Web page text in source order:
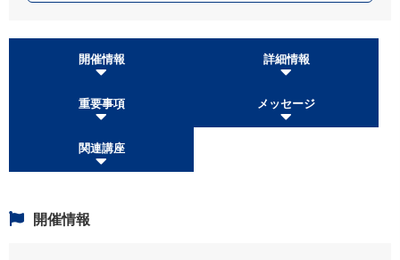
開催情報 詳細情報
重要事項 メッセージ
関連講座
開催情報